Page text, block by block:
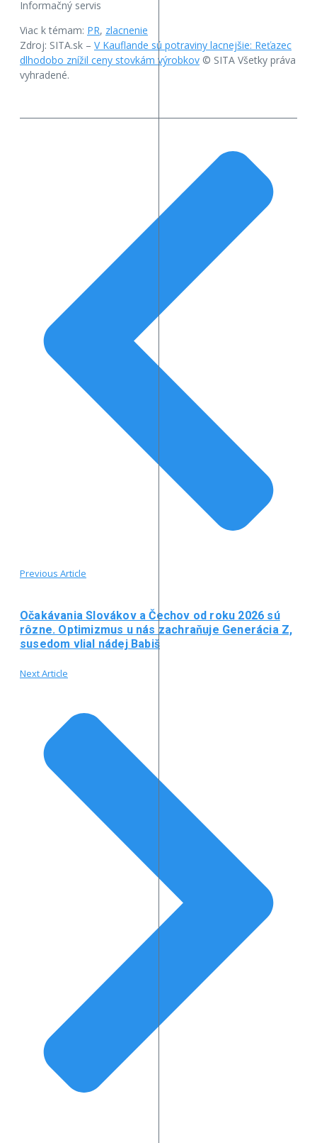
Informačný servis
Viac k témam: PR, zlacnenie
Zdroj: SITA.sk – V Kauflande sú potraviny lacnejšie: Reťazec
dlhodobo znížil ceny stovkám výrobkov © SITA Všetky práva
vyhradené.
Previous Article
Očakávania Slovákov a Čechov od roku 2026 sú
rôzne. Optimizmus u nás zachraňuje Generácia Z,
susedom vlial nádej Babiš
Next Article